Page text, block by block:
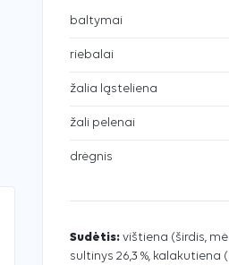
baltymai
riebalai
žalia ląsteliena
žali pelenai
drėgnis
Sudėtis: vištiena (širdis,
sultinys 26,3 %, kalakutiena